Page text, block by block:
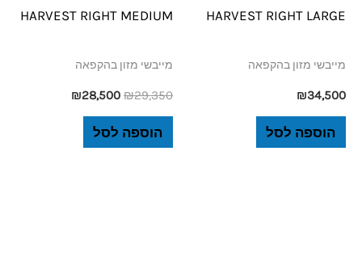
HARVEST RIGHT LARGE
מייבשי מזון בהקפאה
₪34,500
הוספה לסל
HARVEST RIGHT MEDIUM
מייבשי מזון בהקפאה
₪29,350
₪28,500
הוספה לסל